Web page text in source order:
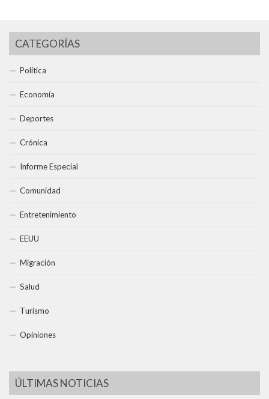
CATEGORÍAS
Política
Economía
Deportes
Crónica
Informe Especial
Comunidad
Entretenimiento
EEUU
Migración
Salud
Turismo
Opiniones
ÚLTIMAS NOTICIAS